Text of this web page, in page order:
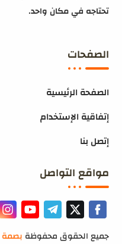
تحتاجه في مكان واحد.
الصفحات
الصفحة الرئيسية
إتفاقية الإستخدام
إتصل بنا
مواقع التواصل
جميع الحقوق محفوظة بصمة